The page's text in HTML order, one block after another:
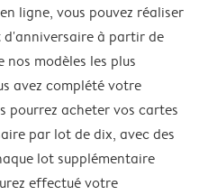
ligne, vous pouvez réaliser
d'anniversaire à partir de
modèles les plus
avez complété votre
pourrez acheter vos cartes
par lot de dix, avec des
lot supplémentaire
effectué votre